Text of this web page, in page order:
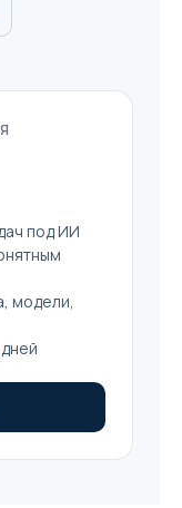
под ИИ
модели,